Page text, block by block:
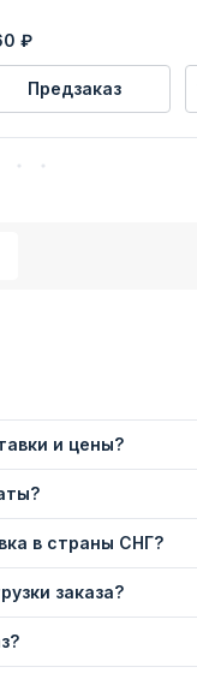
₽
Предзаказ
и цены?
в страны СНГ?
заказа?